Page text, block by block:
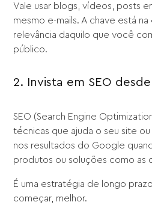
Vale usar blogs, vídeos, posts
mesmo e-mails. A chave está
relevância daquilo que você
público.
2. Invista em SEO
SEO (Search Engine
técnicas que ajuda o seu site
nos resultados do Google
produtos ou soluções como as
É uma estratégia de longo
começar, melhor.